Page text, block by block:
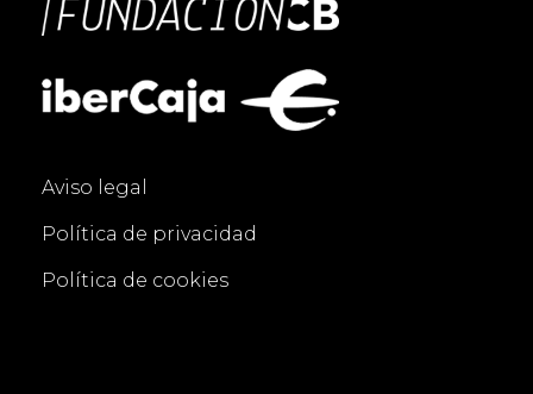
Aviso legal
Política de privacidad
Política de cookies